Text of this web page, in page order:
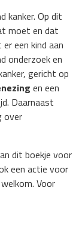
kanker. Op dit
moet en dat
een kind aan
onderzoek en
gericht op
en een
Daarnaast
over
dit boekje voor
een actie voor
Voor